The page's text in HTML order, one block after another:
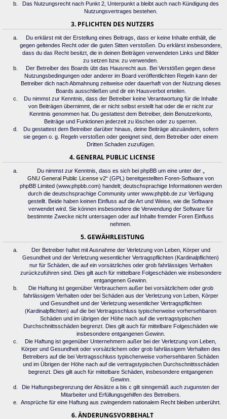
Das Nutzungsrecht nach Punkt 2, Unterpunkt a bleibt auch nach Kündigung des
Nutzungsvertrages bestehen.
3. PFLICHTEN DES NUTZERS
Du erklärst mit der Erstellung eines Beitrags, dass er keine Inhalte enthält, die
gegen geltendes Recht oder die guten Sitten verstoßen. Du erklärst insbesondere,
dass du das Recht besitzt, die in deinen Beiträgen verwendeten Links und Bilder
zu setzen bzw. zu verwenden.
Der Betreiber des Boards übt das Hausrecht aus. Bei Verstößen gegen diese
Nutzungsbedingungen oder anderer im Board veröffentlichten Regeln kann der
Betreiber dich nach Abmahnung zeitweise oder dauerhaft von der Nutzung dieses
Boards ausschließen und dir ein Hausverbot erteilen.
Du nimmst zur Kenntnis, dass der Betreiber keine Verantwortung für die Inhalte
von Beiträgen übernimmt, die er nicht selbst erstellt hat oder die er nicht zur
Kenntnis genommen hat. Du gestattest dem Betreiber, dein Benutzerkonto,
Beiträge und Funktionen jederzeit zu löschen oder zu sperren.
Du gestattest dem Betreiber darüber hinaus, deine Beiträge abzuändern, sofern
sie gegen o. g. Regeln verstoßen oder geeignet sind, dem Betreiber oder einem
Dritten Schaden zuzufügen.
4. GENERAL PUBLIC LICENSE
Du nimmst zur Kenntnis, dass es sich bei phpBB um eine unter der „
GNU General Public License v2“ (GPL) bereitgestellten Foren-Software von
phpBB Limited (www.phpbb.com) handelt; deutschsprachige Informationen werden
durch die deutschsprachige Community unter www.phpbb.de zur Verfügung
gestellt. Beide haben keinen Einfluss auf die Art und Weise, wie die Software
verwendet wird. Sie können insbesondere die Verwendung der Software für
bestimmte Zwecke nicht untersagen oder auf Inhalte fremder Foren Einfluss
nehmen.
5. GEWÄHRLEISTUNG
Der Betreiber haftet mit Ausnahme der Verletzung von Leben, Körper und
Gesundheit und der Verletzung wesentlicher Vertragspflichten (Kardinalpflichten)
nur für Schäden, die auf ein vorsätzliches oder grob fahrlässiges Verhalten
zurückzuführen sind. Dies gilt auch für mittelbare Folgeschäden wie insbesondere
entgangenen Gewinn.
Die Haftung ist gegenüber Verbrauchern außer bei vorsätzlichem oder grob
fahrlässigem Verhalten oder bei Schäden aus der Verletzung von Leben, Körper
und Gesundheit und der Verletzung wesentlicher Vertragspflichten
(Kardinalpflichten) auf die bei Vertragsschluss typischerweise vorhersehbaren
Schäden und im übrigen der Höhe nach auf die vertragstypischen
Durchschnittsschäden begrenzt. Dies gilt auch für mittelbare Folgeschäden wie
insbesondere entgangenen Gewinn.
Die Haftung ist gegenüber Unternehmern außer bei der Verletzung von Leben,
Körper und Gesundheit oder vorsätzlichem oder grob fahrlässigem Verhalten des
Betreibers auf die bei Vertragsschluss typischerweise vorhersehbaren Schäden
und im Übrigen der Höhe nach auf die vertragstypischen Durchschnittsschäden
begrenzt. Dies gilt auch für mittelbare Schäden, insbesondere entgangenen
Gewinn.
Die Haftungsbegrenzung der Absätze a bis c gilt sinngemäß auch zugunsten der
Mitarbeiter und Erfüllungsgehilfen des Betreibers.
Ansprüche für eine Haftung aus zwingendem nationalem Recht bleiben unberührt.
6. ÄNDERUNGSVORBEHALT